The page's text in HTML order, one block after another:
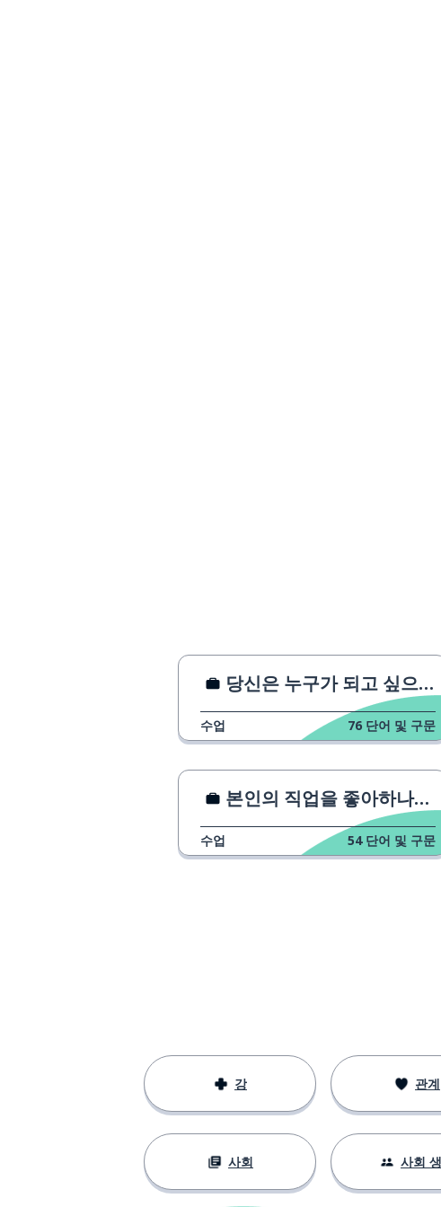
당신은 누구가 되고 싶으신가요?
수업 76 단어 및 구문
본인의 직업을 좋아하나요?
수업 54 단어 및 구문
강 관계
사회 사회